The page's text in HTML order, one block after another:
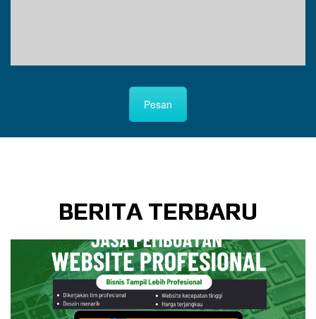
Pesan
BERITA TERBARU